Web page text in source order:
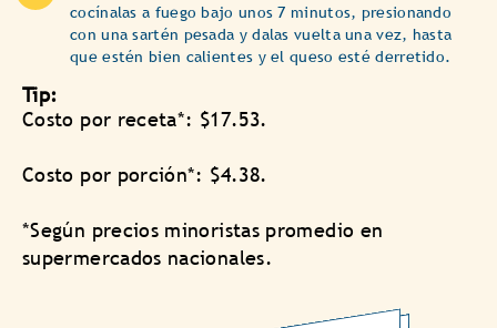
cocínalas a fuego bajo unos 7 minutos, presionando
con una sartén pesada y dalas vuelta una vez, hasta
que estén bien calientes y el queso esté derretido.
Tip:
Costo por receta*: $17.53.
Costo por porción*: $4.38.
*Según precios minoristas promedio en
supermercados nacionales.